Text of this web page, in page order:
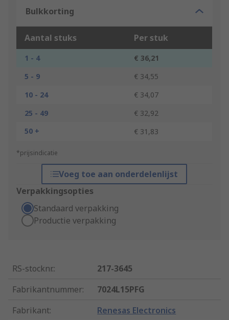
Bulkkorting
Aantal stuks Per stuk
1 - 4
€ 36,21
5 - 9
€ 34,55
10 - 24
€ 34,07
25 - 49
€ 32,92
50 +
€ 31,83
*prijsindicatie
Voeg toe aan onderdelenlijst
Verpakkingsopties
Standaard verpakking
Productie verpakking
RS-stocknr.:
217-3645
Fabrikantnummer:
7024L15PFG
Fabrikant: Renesas Electronics